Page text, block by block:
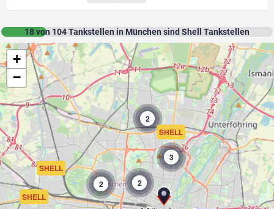
18von 104Tankstellen in München sind Shell Tankstellen
2
SHELL
2
3
2
SHELL
SHELL
+
−